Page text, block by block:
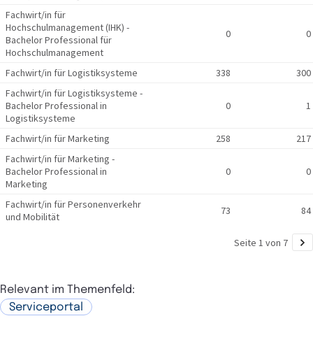
Relevant im Themenfeld:
Serviceportal